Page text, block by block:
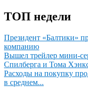
ТОП недели
Президент «Балтики»
компанию
Вышел трейлер мини-
Спилберга и Тома
Расходы на покупку
в среднем...